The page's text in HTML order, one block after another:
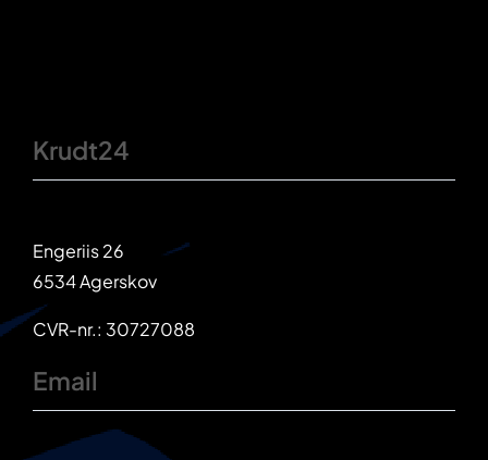
Krudt24
Engeriis 26
6534 Agerskov
CVR-nr.: 30727088
Email